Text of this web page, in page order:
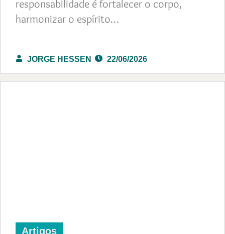
responsabilidade é fortalecer o corpo,
harmonizar o espírito…
JORGE HESSEN 22/06/2026
Artigos